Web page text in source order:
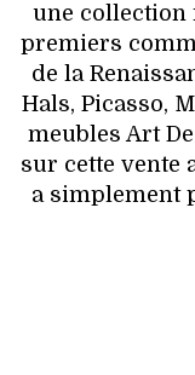
une collection
premiers
de la
Hals, Picasso,
meubles Art
sur cette vente
a simplement